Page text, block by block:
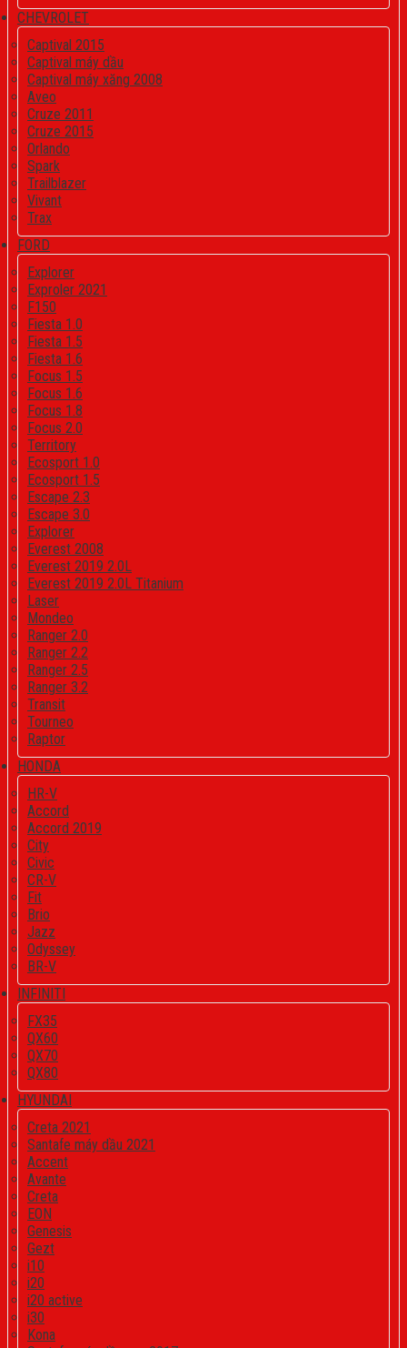
CHEVROLET
Captival 2015
Captival máy dầu
Captival máy xăng 2008
Aveo
Cruze 2011
Cruze 2015
Orlando
Spark
Trailblazer
Vivant
Trax
FORD
Explorer
Exproler 2021
F150
Fiesta 1.0
Fiesta 1.5
Fiesta 1.6
Focus 1.5
Focus 1.6
Focus 1.8
Focus 2.0
Territory
Ecosport 1.0
Ecosport 1.5
Escape 2.3
Escape 3.0
Explorer
Everest 2008
Everest 2019 2.0L
Everest 2019 2.0L Titanium
Laser
Mondeo
Ranger 2.0
Ranger 2.2
Ranger 2.5
Ranger 3.2
Transit
Tourneo
Raptor
HONDA
HR-V
Accord
Accord 2019
City
Civic
CR-V
Fit
Brio
Jazz
Odyssey
BR-V
INFINITI
FX35
QX60
QX70
QX80
HYUNDAI
Creta 2021
Santafe máy dầu 2021
Accent
Avante
Creta
EON
Genesis
Gezt
i10
i20
i20 active
i30
Kona